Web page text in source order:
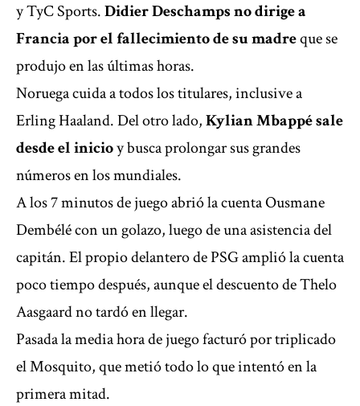
y TyC Sports.Didier Deschamps no dirige a
Francia por el fallecimiento de su madreque se
produjo en las últimas horas.
Noruega cuida a todos los titulares, inclusive a
Erling Haaland. Del otro lado,Kylian Mbappé sale
desde el inicioy busca prolongar sus grandes
números en los mundiales.
A los 7 minutos de juego abrió la cuenta Ousmane
Dembélé con un golazo, luego de una asistencia del
capitán. El propio delantero de PSG amplió la cuenta
poco tiempo después, aunque el descuento de Thelo
Aasgaard no tardó en llegar.
Pasada la media hora de juego facturó por triplicado
el Mosquito, que metió todo lo que intentó en la
primera mitad.